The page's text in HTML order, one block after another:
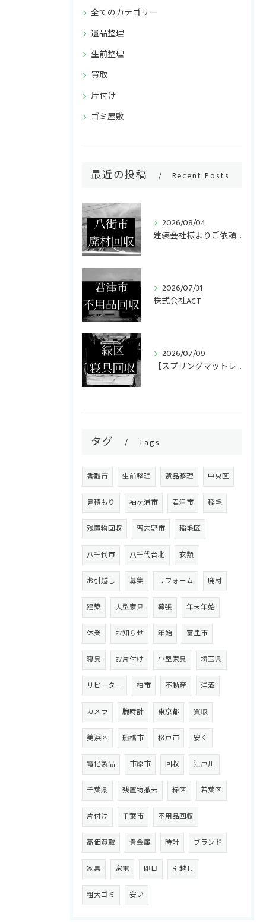
全てのカテゴリー
遺品整理
生前整理
買取
片付け
ゴミ屋敷
最近の投稿 Recent Posts
2026/08/04
建装会社様よりご依頼いただき、キッチンリフォームで発生した廃...
2026/07/31
株式会社ACT
2026/07/09
【スプリングマットレス・折りたたみマットレス回収】
タグ Tags
香取市 生前整理 遺品整理 中央区
見積もり 袖ヶ浦市 君津市 稲毛
残置物回収 習志野市 稲毛区
八千代市 八千代台北 衣類
お引越し 募集 リフォーム 廃材
建築 大型家具 幕張 年末年始
休業 お知らせ 年始 富里市
寝具 お片付け 小型家具 埼玉県
リピーター 柏市 不動産 洋酒
カメラ 腕時計 東京都 買取
美浜区 船橋市 松戸市 安く
電化製品 市原市 回収 江戸川
千葉県 残置物撤去 緑区 若葉区
片付け 千葉市 不用品回収
高価買取 貴金属 時計 ブランド
家具 家電 即日 引越し
粗大ゴミ 安い